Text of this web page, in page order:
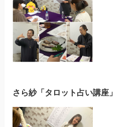
さら紗「タロット占い講座」